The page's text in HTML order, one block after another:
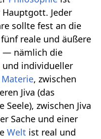
Hauptgott. Jeder
sollte fest an die
reale und äußere
— nämlich die
und individueller
Materie, zwischen
Jiva (das
zwischen Jiva
Sache und einer
Welt ist real und